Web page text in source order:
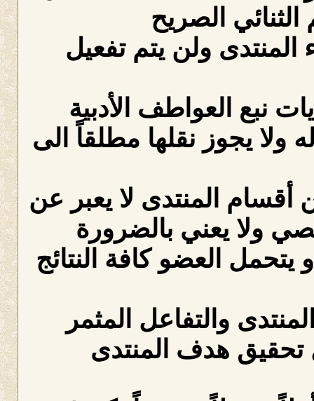
الصريح
ولن يتم تفعيل
نبع العواطف الأدبية
ولا يجوز نقلها مطلقاً الى
المنتدى لا يعبر عن
ولا يعني بالضرورة
العضو كافة النتائج
والتفاعل المثمر
هدف المنتدى